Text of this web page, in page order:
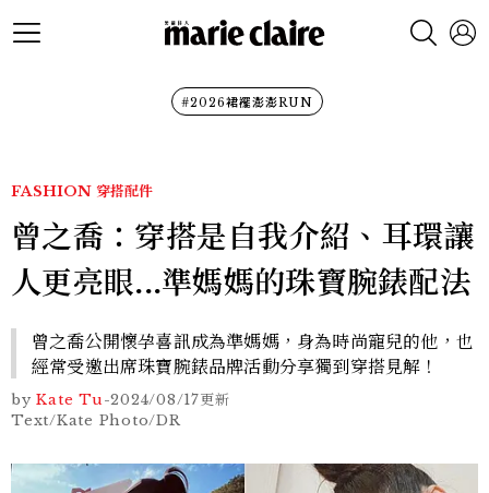
#2026裙襬澎澎RUN
FASHION 穿搭配件
曾之喬：穿搭是自我介紹、耳環讓
人更亮眼...準媽媽的珠寶腕錶配法
曾之喬公開懷孕喜訊成為準媽媽，身為時尚寵兒的他，也
經常受邀出席珠寶腕錶品牌活動分享獨到穿搭見解！
by Kate Tu-2024/08/17更新
Text/Kate Photo/DR